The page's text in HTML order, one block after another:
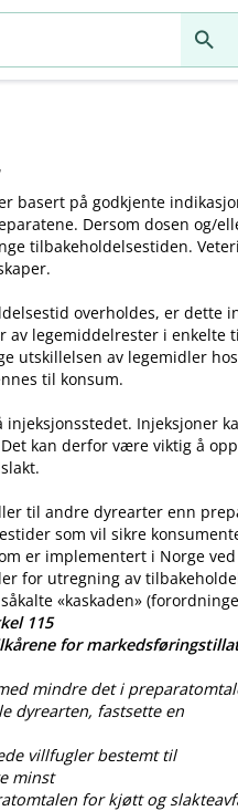
basert på godkjente
Dersom dosen og​/​
tilbakeholdelsestiden.
overholdes, er dette
av legemiddelrester i enkelte
utskillelsen av legemidler
til konsum.
Injeksjoner
kan derfor være viktig å
til andre dyrearter enn
som vil sikre
er implementert i Norge
for utregning av
«kaskaden»
115
for
mindre det i
dyrearten, fastsette en
villfugler bestemt til
minst
for kjøtt og